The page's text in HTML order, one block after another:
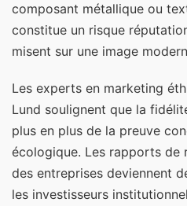
composant métallique ou
constitue un risque
misent sur une image
Les experts en marketing
Lund soulignent que la
plus en plus de la preuve
écologique. Les rapports de
des entreprises deviennent
les investisseurs